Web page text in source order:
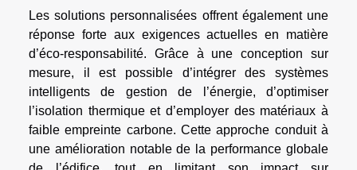
Les solutions personnalisées offrent également une
réponse forte aux exigences actuelles en matière
d’éco-responsabilité. Grâce à une conception sur
mesure, il est possible d’intégrer des systèmes
intelligents de gestion de l’énergie, d’optimiser
l’isolation thermique et d’employer des matériaux à
faible empreinte carbone. Cette approche conduit à
une amélioration notable de la performance globale